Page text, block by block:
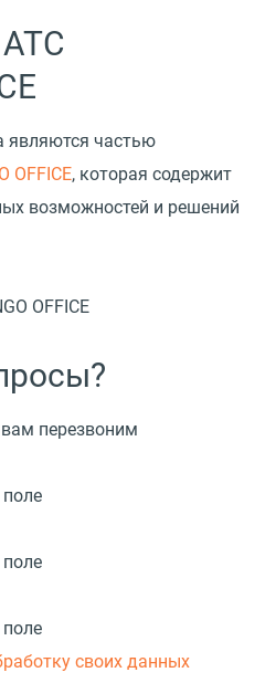
АТС
частью
OFFICE, которая содержит
возможностей и решений
перезвоним
своих данных